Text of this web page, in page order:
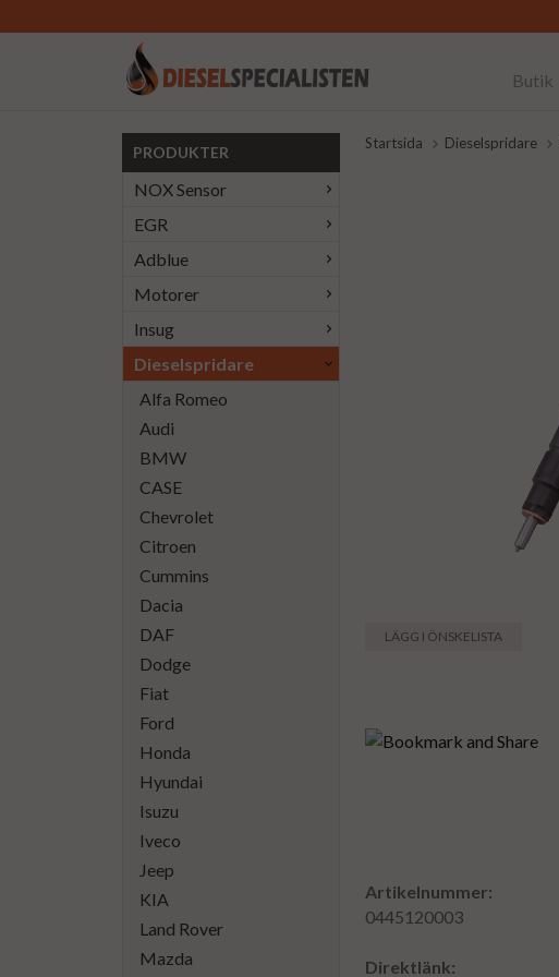
Butik
PRODUKTER
NOX Sensor
EGR
Adblue
Motorer
Insug
Dieselspridare
Alfa Romeo
Audi
BMW
CASE
Chevrolet
Citroen
Cummins
Dacia
DAF
Dodge
Fiat
Ford
Honda
Hyundai
Isuzu
Iveco
Jeep
KIA
Land Rover
Mazda
Startsida Dieselspridare
LÄGG I ÖNSKELISTA
Artikelnummer:
0445120003
Direktlänk: